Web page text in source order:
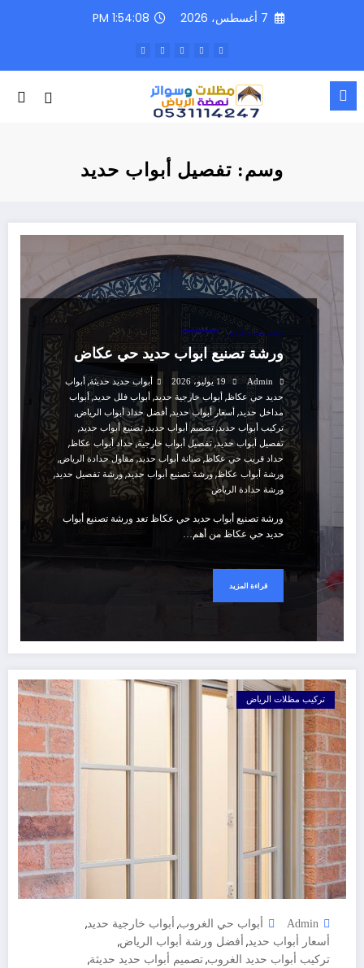
7 أغسطس، 2026 1:54:09 PM
وسم: تفصيل أبواب حديد
تركيب مظلات الرياض
ورشة تصنيع ابواب حديد حي عكاض
Admin 19 يوليو، 2026 أبواب حديد حديثة,
أبواب
حديد حي عكاظ, أبواب خارجية حديد, أبواب فلل حديد,أبواب
مداخل حديد, أسعار أبواب حديد, أفضل حداد أبواب الرياض,
تركيب أبواب حديد,تصميم أبواب حديد,تصنيع أبواب حديد,
تفصيل أبواب حديد,تفصيل أبواب خارجية,حداد أبواب عكاظ,
حداد قريب حي عكاظ,صيانة أبواب حديد,مقاول حدادة الرياض,
ورشة أبواب عكاظ,ورشة تصنيع أبواب حديد,ورشة تفصيل حديد,
ورشة حدادة الرياض
ورشة تصنيع أبواب حديد حي عكاظ تعد ورشة تصنيع أبواب
حديد حي عكاظ من أهم…
قراءة المزيد
تركيب مظلات الرياض
Admin أبواب حي الغروب, أبواب خارجية حديد,
أسعار أبواب حديد, أفضل ورشة أبواب الرياض,
تركيب أبواب حديد الغروب, تصميم أبواب حديد حديثة,